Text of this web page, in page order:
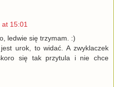
15:01
ledwie się trzymam. :)
urok, to widać. A zwyklaczek
się tak przytula i nie chce